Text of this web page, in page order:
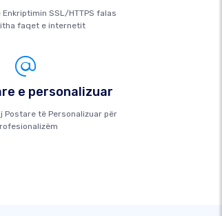
SSL/HTTPS falas
faqet e internetit
e personalizuar
Postare të Personalizuar për